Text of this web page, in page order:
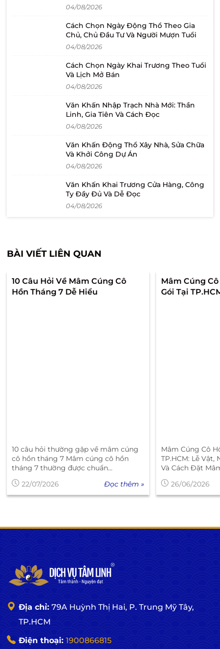
04/08/2026
Cách Chọn Ngày Động Thổ Theo Gia
Chủ, Chủ Đầu Tư Và Người Mượn Tuổi
04/08/2026
Cách Chọn Ngày Khai Trương Theo Tuổi
Và Lịch Mở Bán
04/08/2026
Văn Khấn Nhập Trạch Nhà Mới: Thần
Linh, Gia Tiên Và Cách Đọc
04/08/2026
Văn Khấn Động Thổ Xây Nhà, Sửa Chữa
Và Khởi Công Dự Án
04/08/2026
Văn Khấn Khai Trương Cửa Hàng, Công
Ty Đầy Đủ Và Dễ Đọc
04/08/2026
BÀI VIẾT LIÊN QUAN
10 Câu Hỏi Về Mâm Cúng Cô
Hồn Tháng 7 Dễ Hiểu
10 câu hỏi thường gặp về mâm cúng
cô hồn tháng 7 Mâm cúng cô hồn
tháng 7 thường được chuẩn...
22/07/2026
Đọc thêm »
Mâm Cúng
Gói Tại
Mâm Cúng Cô
TP.HCM: Lễ Vật,
Và Cách Đặt
26/06/2026
Địa chỉ: 79A Huỳnh Thị Hai, P. Trung Mỹ Tây,
TP.HCM
Điện thoại: 1900866815